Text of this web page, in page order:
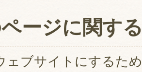
ージに関す
ェブサイトにするた